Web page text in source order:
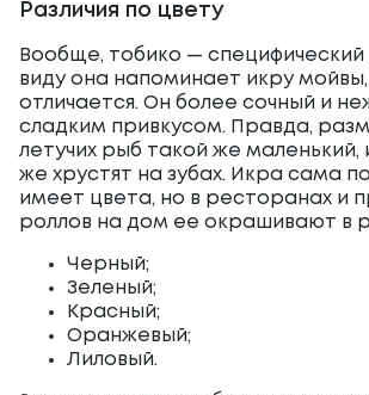
Различия по цвету
Вообще, тобико — специфический
виду она напоминает икру мойвы,
отличается. Он более сочный и
сладким привкусом. Правда,
летучих рыб такой же маленький,
же хрустят на зубах. Икра сама
имеет цвета, но в ресторанах и
роллов на дом ее окрашивают в
Черный;
Зеленый;
Красный;
Оранжевый;
Лиловый.